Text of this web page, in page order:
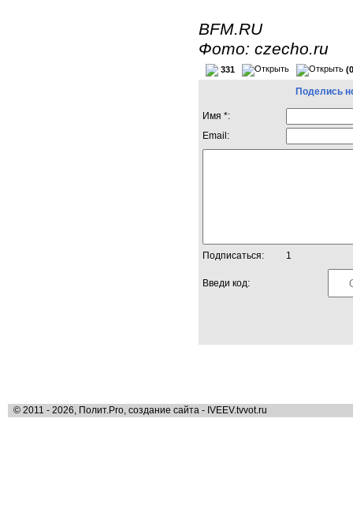
BFM.RU
Фото: czecho.ru
331
Поделись
Имя *:
Email:
Подписаться: 1
Введи код:
© 2011 - 2026, Полит.Pro, создание сайта - IVEEV.tvvot.ru